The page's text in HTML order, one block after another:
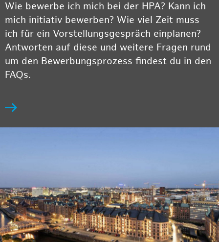
Wie bewerbe ich mich bei der HPA? Kann ich
mich initiativ bewerben? Wie viel Zeit muss
ich für ein Vorstellungsgespräch einplanen?
Antworten auf diese und weitere Fragen rund
um den Bewerbungsprozess findest du in den
FAQs.